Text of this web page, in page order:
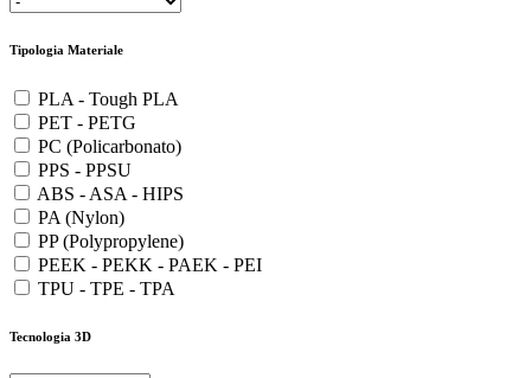
Tipologia Materiale
PLA - Tough PLA
PET - PETG
PC (Policarbonato)
PPS - PPSU
ABS - ASA - HIPS
PA (Nylon)
PP (Polypropylene)
PEEK - PEKK - PAEK - PEI
TPU - TPE - TPA
Tecnologia 3D